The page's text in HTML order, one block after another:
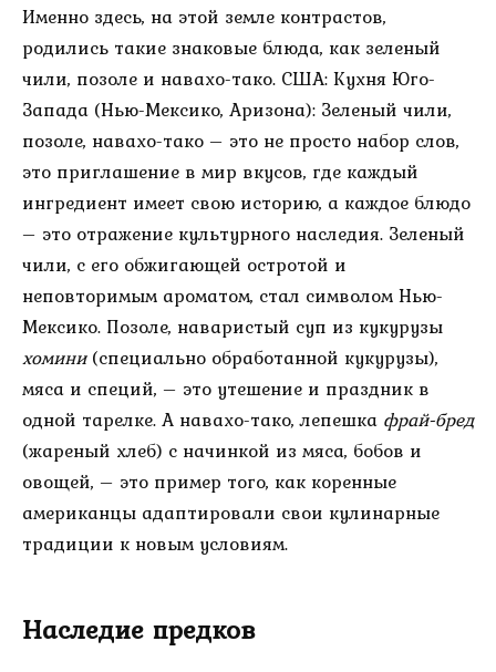
Именно здесь, на этой земле контрастов,
родились такие знаковые блюда, как зеленый
чили, позоле и навахо-тако. США: Кухня Юго-
Запада (Нью-Мексико, Аризона): Зеленый чили,
позоле, навахо-тако – это не просто набор слов,
это приглашение в мир вкусов, где каждый
ингредиент имеет свою историю, а каждое блюдо
– это отражение культурного наследия. Зеленый
чили, с его обжигающей остротой и
неповторимым ароматом, стал символом Нью-
Мексико. Позоле, наваристый суп из кукурузы
хомини(специально обработанной кукурузы),
мяса и специй, – это утешение и праздник в
одной тарелке. А навахо-тако, лепешка фрай-бред
(жареный хлеб) с начинкой из мяса, бобов и
овощей, – это пример того, как коренные
американцы адаптировали свои кулинарные
традиции к новым условиям.
Наследие предков